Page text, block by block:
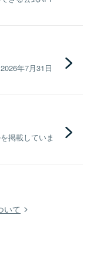
年7月31日
掲載していま
いて